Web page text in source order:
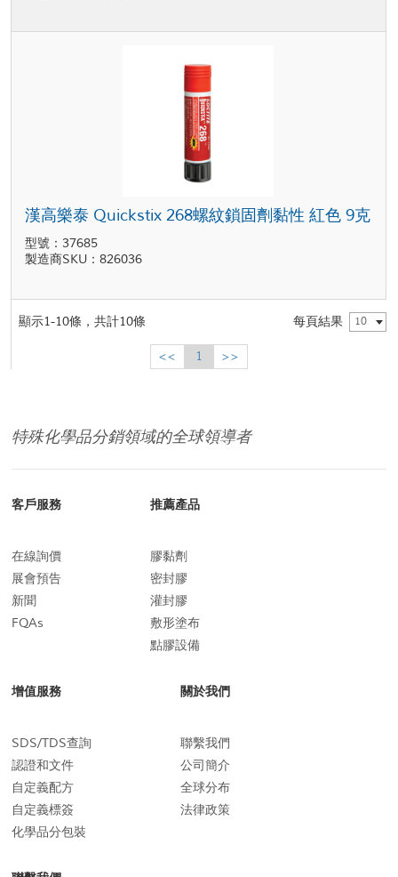
漢高樂泰 Quickstix 268螺紋鎖固劑黏性 紅色 9克
型號：37685
製造商SKU：826036
顯示1-10條，共計10條 每頁結果 10
<< 1 >>
特殊化學品分銷領域的全球領導者
客戶服務
在線詢價
展會預告
新聞
FQAs
推薦產品
膠黏劑
密封膠
灌封膠
敷形塗布
點膠設備
增值服務
SDS/TDS查詢
認證和文件
自定義配方
自定義標簽
化學品分包裝
關於我們
聯繫我們
公司簡介
全球分布
法律政策